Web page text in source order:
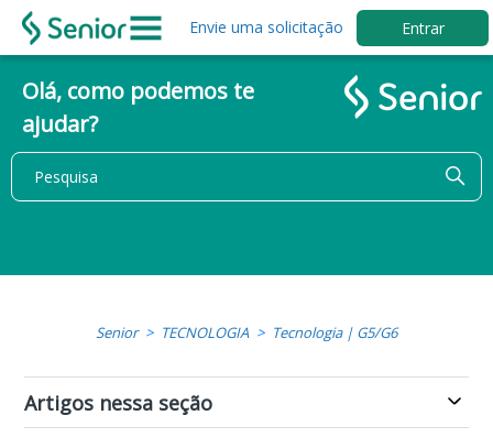
Envie uma solicitação Entrar
Olá, como podemos te
ajudar?
Senior TECNOLOGIA Tecnologia | G5/G6
Artigos nessa seção